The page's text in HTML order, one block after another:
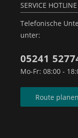
SERVICE HOTLINE
Telefonische
unter:
05241
Mo-Fr: 08:00 -
Route planen